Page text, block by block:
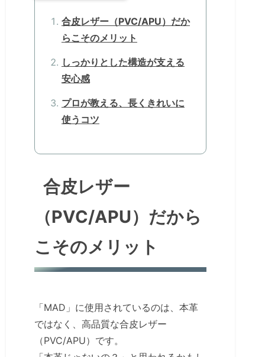
合皮レザー（PVC/APU）だか
らこそのメリット
しっかりとした構造が支える
安心感
プロが教える、長くきれいに
使うコツ
合皮レザー
（PVC/APU）だから
こそのメリット
「MAD」に使用されているのは、本革
ではなく、高品質な合皮レザー
（PVC/APU）です。